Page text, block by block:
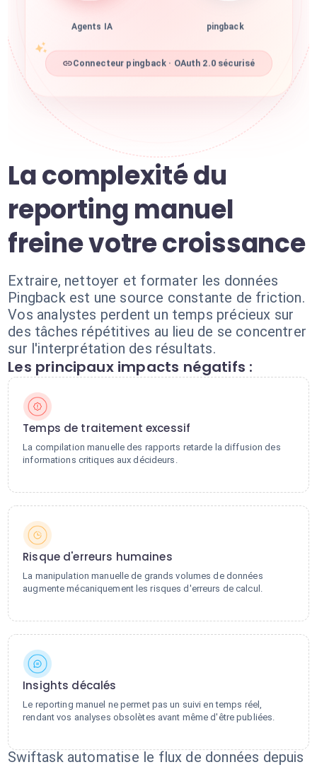
Agents IA pingback
Connecteur pingback · OAuth 2.0 sécurisé
La complexité du
reporting manuel
freine votre croissance
Extraire, nettoyer et formater les données
Pingback est une source constante de friction.
Vos analystes perdent un temps précieux sur
des tâches répétitives au lieu de se concentrer
sur l'interprétation des résultats.
Les principaux impacts négatifs :
Temps de traitement excessif
La compilation manuelle des rapports retarde la diffusion des
informations critiques aux décideurs.
Risque d'erreurs humaines
La manipulation manuelle de grands volumes de données
augmente mécaniquement les risques d'erreurs de calcul.
Insights décalés
Le reporting manuel ne permet pas un suivi en temps réel,
rendant vos analyses obsolètes avant même d'être publiées.
Swiftask automatise le flux de données depuis